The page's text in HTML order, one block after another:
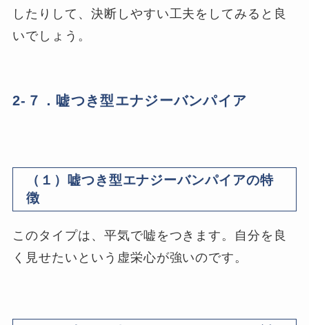
したりして、決断しやすい工夫をしてみると良
いでしょう。
2-７．嘘つき型エナジーバンパイア
（１）嘘つき型エナジーバンパイアの特
徴
このタイプは、平気で嘘をつきます。自分を良
く見せたいという虚栄心が強いのです。